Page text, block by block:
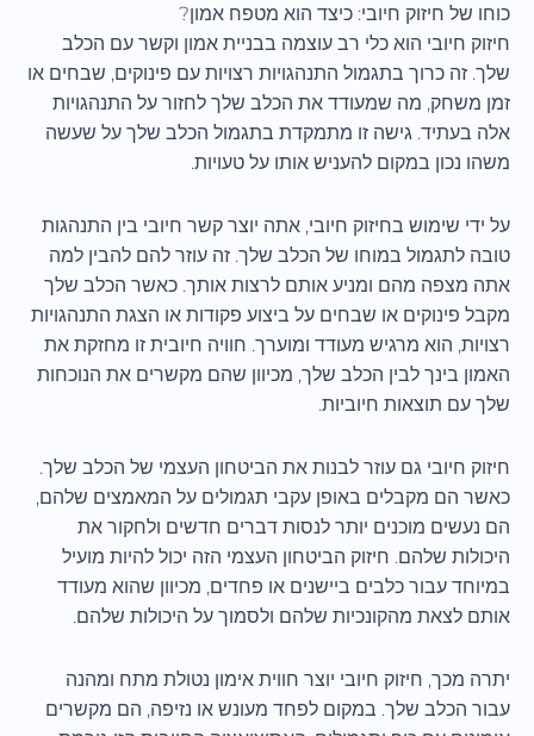
כוחו של חיזוק חיובי: כיצד הוא מטפח אמון?
חיזוק חיובי הוא כלי רב עוצמה בבניית אמון וקשר עם הכלב
שלך. זה כרוך בתגמול התנהגויות רצויות עם פינוקים, שבחים או
זמן משחק, מה שמעודד את הכלב שלך לחזור על התנהגויות
אלה בעתיד. גישה זו מתמקדת בתגמול הכלב שלך על שעשה
משהו נכון במקום להעניש אותו על טעויות.
על ידי שימוש בחיזוק חיובי, אתה יוצר קשר חיובי בין התנהגות
טובה לתגמול במוחו של הכלב שלך. זה עוזר להם להבין למה
אתה מצפה מהם ומניע אותם לרצות אותך. כאשר הכלב שלך
מקבל פינוקים או שבחים על ביצוע פקודות או הצגת התנהגויות
רצויות, הוא מרגיש מעודד ומוערך. חוויה חיובית זו מחזקת את
האמון בינך לבין הכלב שלך, מכיוון שהם מקשרים את הנוכחות
שלך עם תוצאות חיוביות.
חיזוק חיובי גם עוזר לבנות את הביטחון העצמי של הכלב שלך.
כאשר הם מקבלים באופן עקבי תגמולים על המאמצים שלהם,
הם נעשים מוכנים יותר לנסות דברים חדשים ולחקור את
היכולות שלהם. חיזוק הביטחון העצמי הזה יכול להיות מועיל
במיוחד עבור כלבים ביישנים או פחדים, מכיוון שהוא מעודד
אותם לצאת מהקונכיות שלהם ולסמוך על היכולות שלהם.
יתרה מכך, חיזוק חיובי יוצר חווית אימון נטולת מתח ומהנה
עבור הכלב שלך. במקום לפחד מעונש או נזיפה, הם מקשרים